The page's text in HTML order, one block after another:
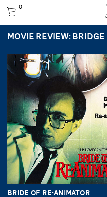
0
MOVIE REVIEW:
BRIDE OF RE-ANIMATOR